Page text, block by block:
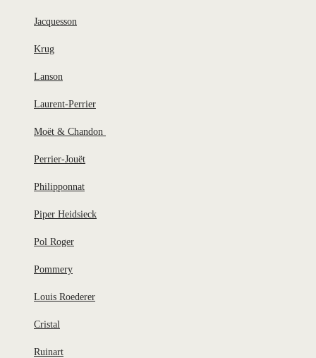
Jacquesson
Krug
Lanson
Laurent-Perrier
Moët & Chandon
Perrier-Jouët
Philipponnat
Piper Heidsieck
Pol Roger
Pommery
Louis Roederer
Cristal
Ruinart